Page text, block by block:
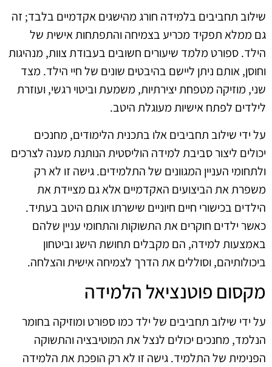
שילוב תחביבים בלמידה חורג מהישגים אקדמיים בלבד; זה
גם ממלא תפקיד מכריע בצמיחה והתפתחות אישית של
הילד. ספורט מלמד שיעורים חשובים בעבודת צוות, מנהיגות
וחוסן, אותם ניתן ליישם בהיבטים שונים של חיי הילד. מצד
שני, מוזיקה מטפחת יצירתיות, משמעת וביטוי רגשי, ועוזרת
לילדים לפתח אישיות מעוגלת היטב.
על ידי שילוב תחביבים אלו בתכנית הלימודים, מחנכים
יכולים ליצור סביבת למידה הוליסטית הנותנת מענה לצרכים
ולתחומי העניין המגוונים של התלמידים. גישה זו לא רק
משפרת את הביצועים האקדמיים אלא גם מציידת את
הילדים בכישורי חיים חיוניים שישרתו אותם היטב בעתיד.
כאשר ילדים חוקרים את התשוקות והתחומי עניין שלהם
באמצעות למידה, הם מקבלים תחושת הישג וביטחון
ביכולותיהם, וסוללים את הדרך לצמיחה אישית והצלחה.
מקסום פוטנציאל הלמידה
על ידי שילוב תחביבים של ילד כמו ספורט ומוזיקה בחומר
הנלמד, מחנכים יכולים לנצל את המוטיבציה והתשוקה
הפנימית של התלמיד. גישה זו לא רק הופכת את הלמידה